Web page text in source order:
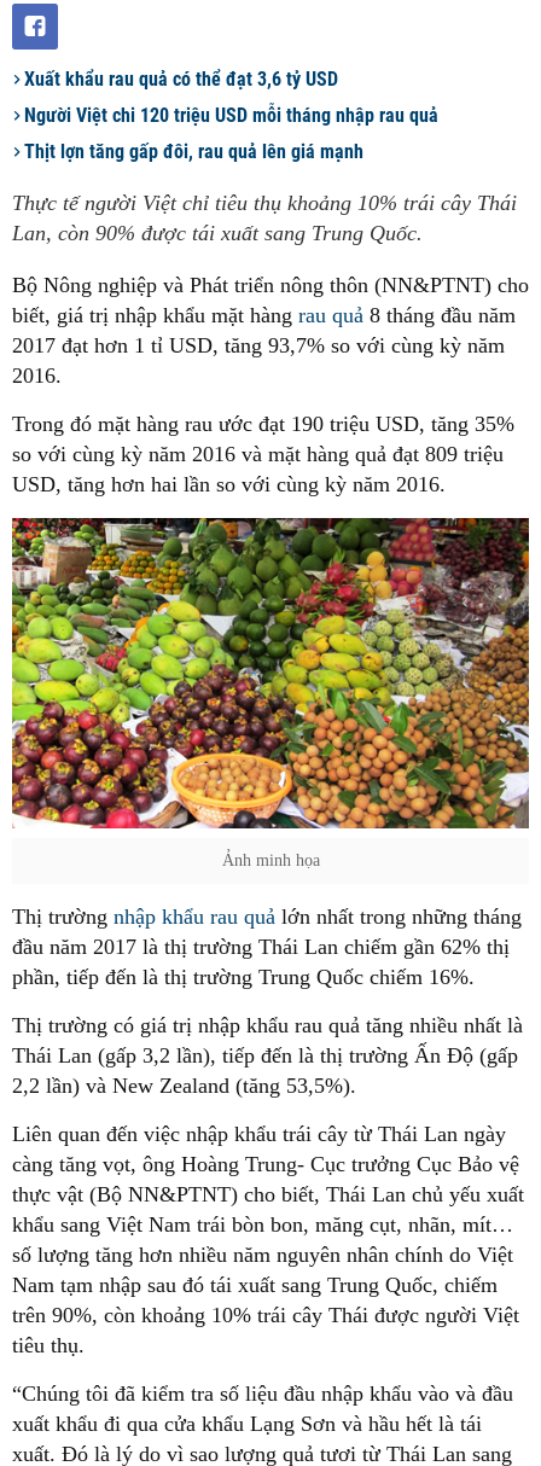
Xuất khẩu rau quả có thể đạt 3,6 tỷ USD
Người Việt chi 120 triệu USD mỗi tháng nhập rau quả
Thịt lợn tăng gấp đôi, rau quả lên giá mạnh
Thực tế người Việt chỉ tiêu thụ khoảng 10% trái cây Thái
Lan, còn 90% được tái xuất sang Trung Quốc.
Bộ Nông nghiệp và Phát triển nông thôn (NN&PTNT) cho
biết, giá trị nhập khẩu mặt hàng rau quả 8 tháng đầu năm
2017 đạt hơn 1 tỉ USD, tăng 93,7% so với cùng kỳ năm
2016.
Trong đó mặt hàng rau ước đạt 190 triệu USD, tăng 35%
so với cùng kỳ năm 2016 và mặt hàng quả đạt 809 triệu
USD, tăng hơn hai lần so với cùng kỳ năm 2016.
Ảnh minh họa
Thị trường nhập khẩu rau quả lớn nhất trong những tháng
đầu năm 2017 là thị trường Thái Lan chiếm gần 62% thị
phần, tiếp đến là thị trường Trung Quốc chiếm 16%.
Thị trường có giá trị nhập khẩu rau quả tăng nhiều nhất là
Thái Lan (gấp 3,2 lần), tiếp đến là thị trường Ấn Độ (gấp
2,2 lần) và New Zealand (tăng 53,5%).
Liên quan đến việc nhập khẩu trái cây từ Thái Lan ngày
càng tăng vọt, ông Hoàng Trung- Cục trưởng Cục Bảo vệ
thực vật (Bộ NN&PTNT) cho biết, Thái Lan chủ yếu xuất
khẩu sang Việt Nam trái bòn bon, măng cụt, nhãn, mít…
số lượng tăng hơn nhiều năm nguyên nhân chính do Việt
Nam tạm nhập sau đó tái xuất sang Trung Quốc, chiếm
trên 90%, còn khoảng 10% trái cây Thái được người Việt
tiêu thụ.
“Chúng tôi đã kiểm tra số liệu đầu nhập khẩu vào và đầu
xuất khẩu đi qua cửa khẩu Lạng Sơn và hầu hết là tái
xuất. Đó là lý do vì sao lượng quả tươi từ Thái Lan sang